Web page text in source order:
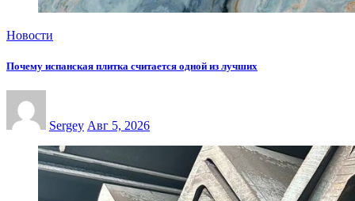
Новости
Почему испанская плитка считается одной из лучших
Sergey Авг 5, 2026